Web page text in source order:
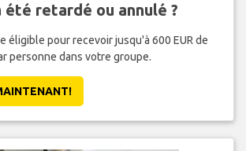
retardé ou annulé ?
éligible pour recevoir jusqu'à 600 EUR de
personne dans votre groupe.